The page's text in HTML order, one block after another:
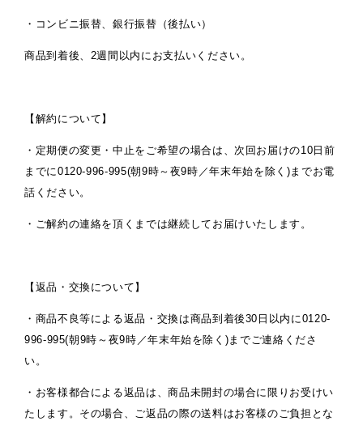
・コンビニ振替、銀行振替（後払い）
商品到着後、2週間以内にお支払いください。
【解約について】
・定期便の変更・中止をご希望の場合は、次回お届けの10日前
までに0120-996-995(朝9時～夜9時／年末年始を除く)までお電
話ください。
・ご解約の連絡を頂くまでは継続してお届けいたします。
【返品・交換について】
・商品不良等による返品・交換は商品到着後30日以内に0120-
996-995(朝9時～夜9時／年末年始を除く)までご連絡くださ
い。
・お客様都合による返品は、商品未開封の場合に限りお受けい
たします。その場合、ご返品の際の送料はお客様のご負担とな